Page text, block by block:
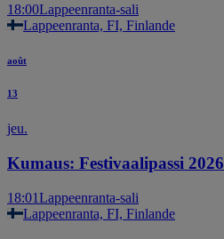
18:00Lappeenranta-sali
Lappeenranta, FI, Finlande
août
13
jeu.
Kumaus: Festivaalipassi 2026
18:01Lappeenranta-sali
Lappeenranta, FI, Finlande